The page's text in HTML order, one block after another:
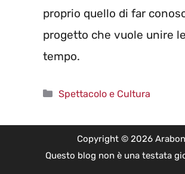
proprio quello di far
progetto che vuole unire
tempo.
Categorie
Spettacolo e Cultura
Copyright © 2026
Questo blog non è una testata